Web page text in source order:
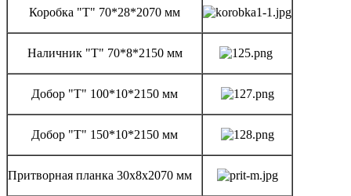
Коробка "Т" 70*28*2070 мм
Наличник "Т" 70*8*2150 мм
Добор "Т" 100*10*2150 мм
Добор "Т" 150*10*2150 мм
Притворная планка 30х8х2070 мм